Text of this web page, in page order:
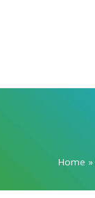
Home »